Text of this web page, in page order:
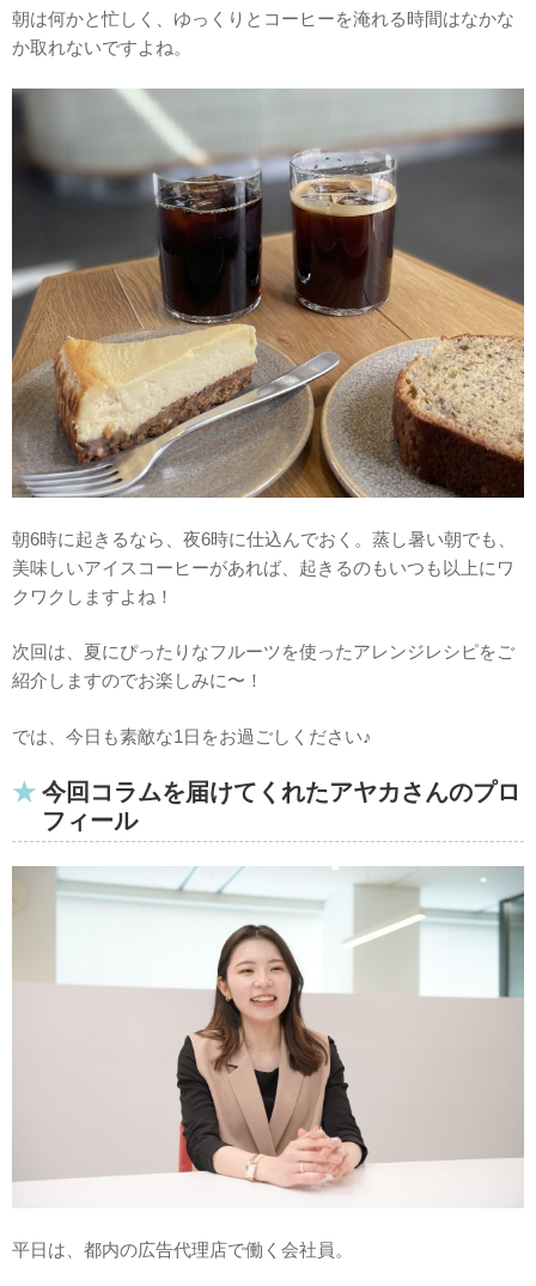
朝は何かと忙しく、ゆっくりとコーヒーを淹れる時間はなかな
か取れないですよね。
朝6時に起きるなら、夜6時に仕込んでおく。蒸し暑い朝でも、
美味しいアイスコーヒーがあれば、起きるのもいつも以上にワ
クワクしますよね！
次回は、夏にぴったりなフルーツを使ったアレンジレシピをご
紹介しますのでお楽しみに〜！
では、今日も素敵な1日をお過ごしください♪
今回コラムを届けてくれたアヤカさんのプロ
フィール
平日は、都内の広告代理店で働く会社員。